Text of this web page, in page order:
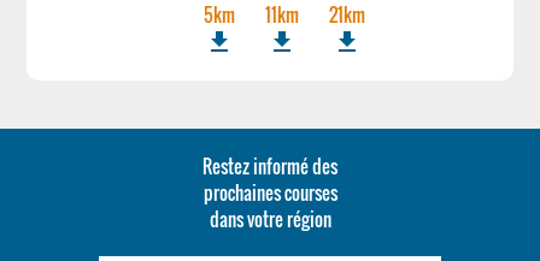
5km
file_download
11km
file_download
21km
file_download
Restez informé des
prochaines courses
dans votre région